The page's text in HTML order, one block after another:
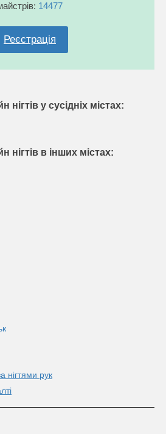
14477
Реєстрація
нігтів у сусідніх містах:
нігтів в інших містах:
нігтями рук